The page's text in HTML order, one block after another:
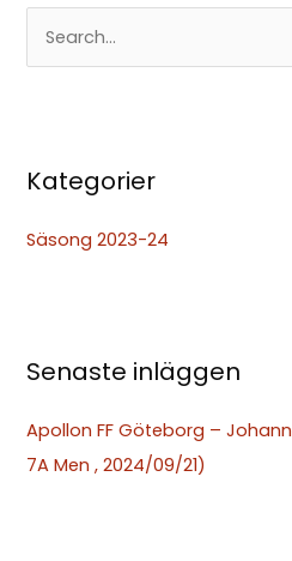
ö
f
e
Kategorier
Säsong 2023-24
Senaste inläggen
Apollon FF Göteborg –
7A Men , 2024/09/21)